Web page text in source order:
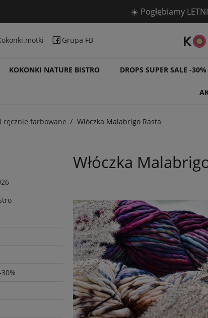
☀️ Pogłębiamy
Grupa FB
KOKONKI NATURE BISTRO DROPS SUPER SALE -30%
ręcznie farbowane Włóczka Malabrigo Rasta
30%
Włóczka